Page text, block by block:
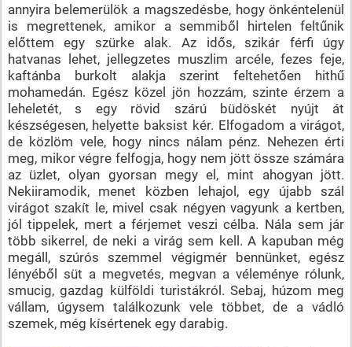
annyira belemerülök a magszedésbe, hogy önkéntelenül
is megrettenek, amikor a semmiből hirtelen feltűnik
előttem egy szürke alak. Az idős, szikár férfi úgy
hatvanas lehet, jellegzetes muszlim arcéle, fezes feje,
kaftánba burkolt alakja szerint feltehetően hithű
mohamedán. Egész közel jön hozzám, szinte érzem a
leheletét, s egy rövid szárú büdöskét nyújt át
készségesen, helyette baksist kér. Elfogadom a virágot,
de közlöm vele, hogy nincs nálam pénz. Nehezen érti
meg, mikor végre felfogja, hogy nem jött össze számára
az üzlet, olyan gyorsan megy el, mint ahogyan jött.
Nekiiramodik, menet közben lehajol, egy újabb szál
virágot szakít le, mivel csak négyen vagyunk a kertben,
jól tippelek, mert a férjemet veszi célba. Nála sem jár
több sikerrel, de neki a virág sem kell. A kapuban még
megáll, szúrós szemmel végigmér bennünket, egész
lényéből süt a megvetés, megvan a véleménye rólunk,
smucig, gazdag külföldi turistákról. Sebaj, húzom meg
vállam, úgysem találkozunk vele többet, de a vádló
szemek, még kísértenek egy darabig.